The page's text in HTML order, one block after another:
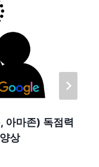
아마존) 독점력
상